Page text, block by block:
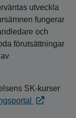
utveckla
fungerar
och
förutsättningar
SK-kurser